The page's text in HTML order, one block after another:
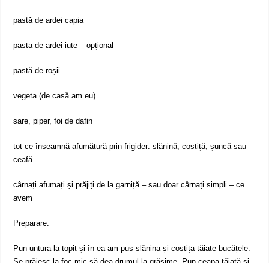
pastă de ardei capia
pasta de ardei iute – opțional
pastă de roșii
vegeta (de casă am eu)
sare, piper, foi de dafin
tot ce înseamnă afumătură prin frigider: slănină, costiță, șuncă sau
ceafă
cârnați afumați și prăjiți de la garniță – sau doar cârnați simpli – ce
avem
Preparare:
Pun untura la topit și în ea am pus slănina și costița tăiate bucățele.